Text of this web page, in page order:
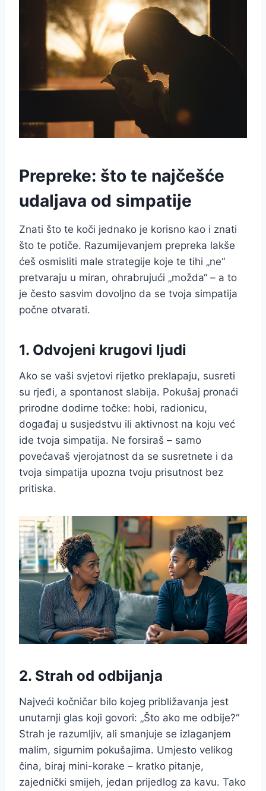
Prepreke: što te najčešće
udaljava od simpatije
Znati što te koči jednako je korisno kao i znati
što te potiče. Razumijevanjem prepreka lakše
ćeš osmisliti male strategije koje te tihi „ne“
pretvaraju u miran, ohrabrujući „možda“ – a to
je često sasvim dovoljno da se tvoja simpatija
počne otvarati.
1. Odvojeni krugovi ljudi
Ako se vaši svjetovi rijetko preklapaju, susreti
su rjeđi, a spontanost slabija. Pokušaj pronaći
prirodne dodirne točke: hobi, radionicu,
događaj u susjedstvu ili aktivnost na koju već
ide tvoja simpatija. Ne forsiraš – samo
povećavaš vjerojatnost da se susretnete i da
tvoja simpatija upozna tvoju prisutnost bez
pritiska.
2. Strah od odbijanja
Najveći kočničar bilo kojeg približavanja jest
unutarnji glas koji govori: „Što ako me odbije?“
Strah je razumljiv, ali smanjuje se izlaganjem
malim, sigurnim pokušajima. Umjesto velikog
čina, biraj mini-korake – kratko pitanje,
zajednički smijeh, jedan prijedlog za kavu. Tako